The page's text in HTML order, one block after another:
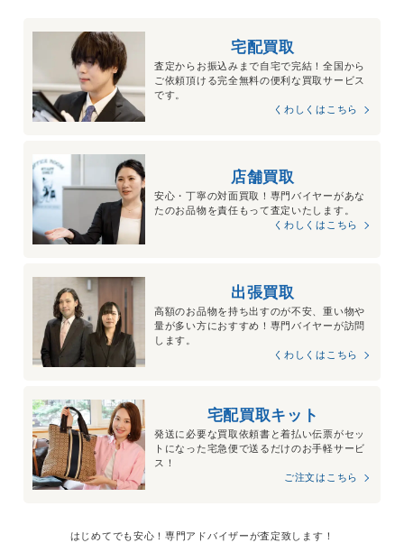
宅配買取
査定からお振込みまで自宅で完結！全国から
ご依頼頂ける完全無料の便利な買取サービス
です。
くわしくはこちら
店舗買取
安心・丁寧の対面買取！専門バイヤーがあな
たのお品物を責任もって査定いたします。
くわしくはこちら
出張買取
高額のお品物を持ち出すのが不安、重い物や
量が多い方におすすめ！専門バイヤーが訪問
します。
くわしくはこちら
宅配買取キット
発送に必要な買取依頼書と着払い伝票がセッ
トになった宅急便で送るだけのお手軽サービ
ス！
ご注文はこちら
はじめてでも安心！専門アドバイザーが査定致します！